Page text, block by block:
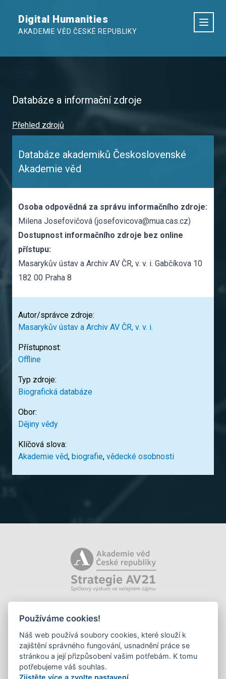
Digital Humanities
AKADEMIE VĚD ČESKÉ REPUBLIKY
Databáze a informační zdroje
Přehled zdrojů
Databáze akademiků Československé
Akademie věd
Osoba odpovědná za správu informačního zdroje:
Milena Josefovičová (josefovicova@mua.cas.cz)
Dostupnost informačního zdroje bez online
přístupu:
Masarykův ústav a Archiv AV ČR, v. v. i. Gabčíkova 10
182 00 Praha 8
Autor/správce zdroje:
Masarykův ústav a Archiv AV ČR, v. v. i.
Přístupnost:
Offline
Typ zdroje:
Biografická databáze
Obor:
Dějiny vědy
Klíčová slova:
Akademie věd, biografie, vědecké osobnosti
Používáme cookies!
Náš web používá soubory cookies, které slouží k
zajištění správného fungování, usnadnění práce se
stránkou a její přizpůsobení vašim potřebám. K tomu
potřebujeme váš souhlas.
Zjistěte více a zvolte nastavení